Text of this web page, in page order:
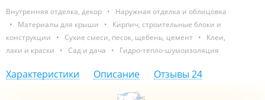
Внутренняя отделка, декор •
Наружная отделка и облицовка
•
Материалы для крыши •
Кирпич, строительные блоки и
конструкции
• Сухие смеси, песок, щебень, цемент •
Клеи,
лаки и краски
• Сад и дача • Гидро-тепло-шумоизоляция
Характеристики Описание Отзывы 24